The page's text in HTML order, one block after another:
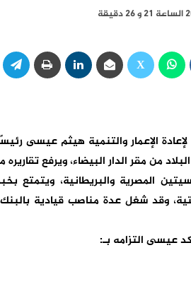
لإعادة الإعمار والتنمية هيثم عيسى
من مقر الدار البيضاء، ويرفع
المصرية والبريطانية، ويتمتع
وقد شغل عدة مناصب قيادية
عيسى التزامه بـ: